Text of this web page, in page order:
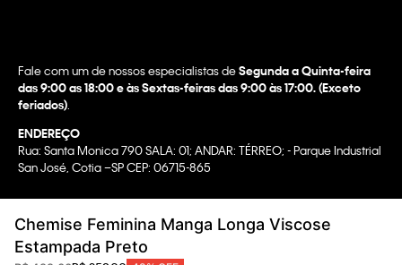
Chemise Feminina Manga Longa Viscose
Estampada Preto
Fale com um de nossos especialistas deSegunda a Quinta-feira
das 9:00 as 18:00 e às Sextas-feiras das 9:00 às 17:00. (Exceto
feriados)
ENDEREÇO
Rua: Santa Monica 790 SALA: 01; ANDAR: TÉRREO; - Parque Industrial
San José, Cotia –SP CEP: 06715-865
WBR INDUSTRIA E COMERCIO DE VESTUARIO LTDA.
CNPJ 07.296.319/0058-90